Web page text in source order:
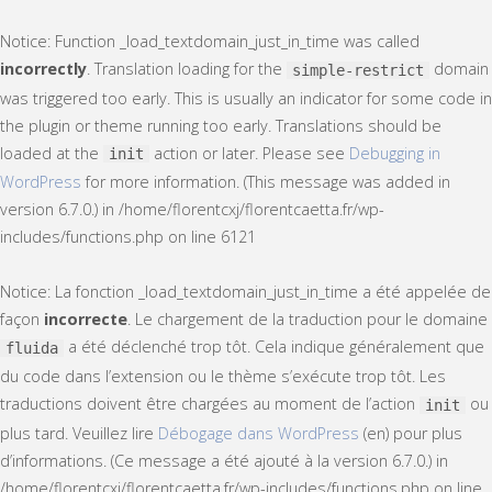
Notice: Function _load_textdomain_just_in_time was called
incorrectly. Translation loading for the simple-restrict
domain
was triggered too early. This is usually an indicator for some code in
the plugin or theme running too early. Translations should be
loaded at the
init action or later. Please see Debugging in
WordPress for more information. (This message was added in
version 6.7.0.) in /home/florentcxj/florentcaetta.fr/wp-
includes/functions.php on line 6121
Notice: La fonction _load_textdomain_just_in_time a été appelée de
façon incorrecte. Le chargement de la traduction pour le domaine
fluida
a été déclenché trop tôt. Cela indique généralement que
du code dans l’extension ou le thème s’exécute trop tôt. Les
traductions doivent être chargées au moment de l’action
init
ou
plus tard. Veuillez lire Débogage dans WordPress (en) pour plus
d’informations. (Ce message a été ajouté à la version 6.7.0.) in
/home/florentcxj/florentcaetta.fr/wp-includes/functions.php on line